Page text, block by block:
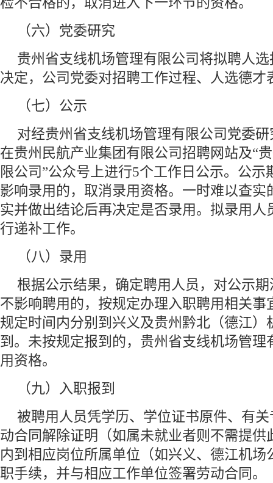
（六）党委研究
贵州省支线机场管理有限公司将拟聘人
决定，公司党委对招聘工作过程、人选德才
（七）公示
对经贵州省支线机场管理有限公司党委
在贵州民航产业集团有限公司招聘网站及“
限公司”公众号上进行5个工作日公示。公示
影响录用的，取消录用资格。一时难以查实
实并做出结论后再决定是否录用。拟录用人
行递补工作。
（八）录用
根据公示结果，确定聘用人员，对公示
不影响聘用的，按规定办理入职聘用相关事
规定时间内分别到兴义及贵州黔北（德江）
到。未按规定报到的，贵州省支线机场管理
用资格。
（九）入职报到
被聘用人员凭学历、学位证书原件、有
动合同解除证明（如属未就业者则不需提供
内到相应岗位所属单位（如兴义、德江机场
职手续，并与相应工作单位签署劳动合同。